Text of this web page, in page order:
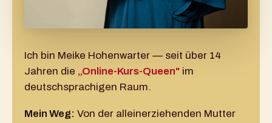
Ich bin Meike Hohenwarter — seit über 14
Jahren die „Online-Kurs-Queen" im
deutschsprachigen Raum.
Mein Weg: Von der alleinerziehenden Mutter